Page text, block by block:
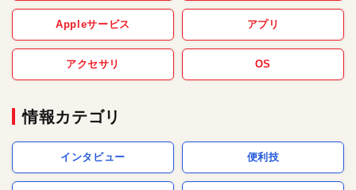
Appleサービス アプリ
アクセサリ OS
情報カテゴリ
インタビュー 便利技